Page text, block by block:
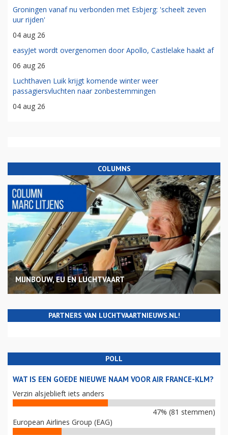
Groningen vanaf nu verbonden met Esbjerg: 'scheelt zeven
uur rijden'
04 aug 26
easyJet wordt overgenomen door Apollo, Castlelake haakt af
06 aug 26
Luchthaven Luik krijgt komende winter weer
passagiersvluchten naar zonbestemmingen
04 aug 26
COLUMNS
MIJNBOUW, EU EN LUCHTVAART
PARTNERS VAN LUCHTVAARTNIEUWS.NL!
POLL
WAT IS EEN GOEDE NIEUWE NAAM VOOR AIR FRANCE-KLM?
Verzin alsjeblieft iets anders
47% (81 stemmen)
European Airlines Group (EAG)